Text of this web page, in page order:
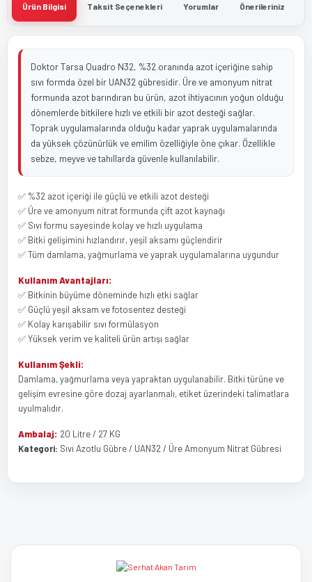
Ürün Bilgisi Taksit Seçenekleri Yorumlar Önerileriniz
Doktor Tarsa Quadro N32, %32 oranında azot içeriğine sahip
sıvı formda özel bir UAN32 gübresidir. Üre ve amonyum nitrat
formunda azot barındıran bu ürün, azot ihtiyacının yoğun olduğu
dönemlerde bitkilere hızlı ve etkili bir azot desteği sağlar.
Toprak uygulamalarında olduğu kadar yaprak uygulamalarında
da yüksek çözünürlük ve emilim özelliğiyle öne çıkar. Özellikle
sebze, meyve ve tahıllarda güvenle kullanılabilir.
✅ %32 azot içeriği ile güçlü ve etkili azot desteği
✅ Üre ve amonyum nitrat formunda çift azot kaynağı
✅ Sıvı formu sayesinde kolay ve hızlı uygulama
✅ Bitki gelişimini hızlandırır, yeşil aksamı güçlendirir
✅ Tüm damlama, yağmurlama ve yaprak uygulamalarına uygundur
Kullanım Avantajları:
✅ Bitkinin büyüme döneminde hızlı etki sağlar
✅ Güçlü yeşil aksam ve fotosentez desteği
✅ Kolay karışabilir sıvı formülasyon
✅ Yüksek verim ve kaliteli ürün artışı sağlar
Kullanım Şekli:
Damlama, yağmurlama veya yapraktan uygulanabilir. Bitki türüne ve
gelişim evresine göre dozaj ayarlanmalı, etiket üzerindeki talimatlara
uyulmalıdır.
Ambalaj: 20 Litre / 27 KG
Kategori: Sıvı Azotlu Gübre / UAN32 / Üre Amonyum Nitrat Gübresi
Yorum Yaz
Görüş ve önerileriniz için teşekkür ederiz.